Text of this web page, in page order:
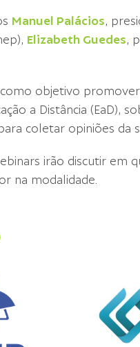
Manuel Palácios,
Elizabeth Guedes,
objetivo
a Distância
para coletar opiniões
irão discutir em
na modalidade.